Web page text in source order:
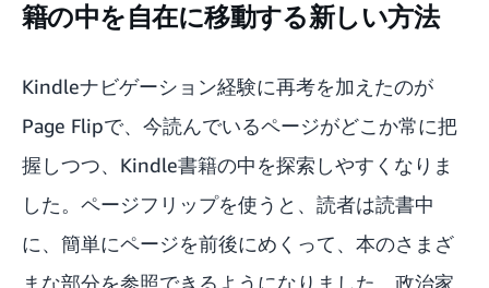
籍の中を自在に移動する新しい方法
Kindleナビゲーション経験に再考を加えたのが
Page Flipで、今読んでいるページがどこか常に把
握しつつ、Kindle書籍の中を探索しやすくなりま
した。ページフリップを使うと、読者は読書中
に、簡単にページを前後にめくって、本のさまざ
まな部分を参照できるようになりました。政治家